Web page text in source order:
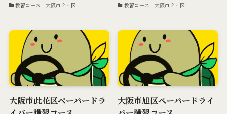
教習コース 大阪市２４区 教習コース 大阪市２４区
大阪市此花区ペーパードラ
大阪市旭区ペーパードライ